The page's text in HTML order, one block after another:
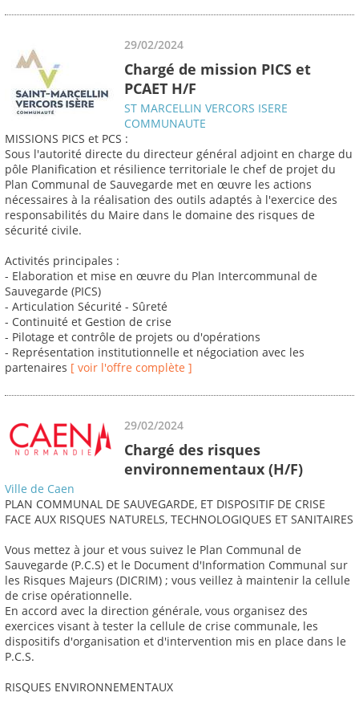
29/02/2024
Chargé de mission PICS et
PCAET H/F
ST MARCELLIN VERCORS ISERE
COMMUNAUTE
MISSIONS PICS et PCS :
Sous l'autorité directe du directeur général adjoint en charge du
pôle Planification et résilience territoriale le chef de projet du
Plan Communal de Sauvegarde met en œuvre les actions
nécessaires à la réalisation des outils adaptés à l'exercice des
responsabilités du Maire dans le domaine des risques de
sécurité civile.
Activités principales :
- Elaboration et mise en œuvre du Plan Intercommunal de
Sauvegarde (PICS)
- Articulation Sécurité - Sûreté
- Continuité et Gestion de crise
- Pilotage et contrôle de projets ou d'opérations
- Représentation institutionnelle et négociation avec les
partenaires [ voir l'offre complète ]
29/02/2024
Chargé des risques
environnementaux (H/F)
Ville de Caen
PLAN COMMUNAL DE SAUVEGARDE, ET DISPOSITIF DE CRISE
FACE AUX RISQUES NATURELS, TECHNOLOGIQUES ET SANITAIRES
Vous mettez à jour et vous suivez le Plan Communal de
Sauvegarde (P.C.S) et le Document d'Information Communal sur
les Risques Majeurs (DICRIM) ; vous veillez à maintenir la cellule
de crise opérationnelle.
En accord avec la direction générale, vous organisez des
exercices visant à tester la cellule de crise communale, les
dispositifs d'organisation et d'intervention mis en place dans le
P.C.S.
RISQUES ENVIRONNEMENTAUX